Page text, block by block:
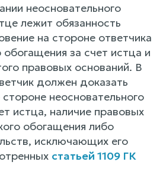
неосновательного
лежит обязанность
на стороне ответчика
обогащения за счет истца и
правовых оснований. В
должен доказать
стороне неосновательного
истца, наличие правовых
обогащения либо
исключающих его
статьей 1109 ГК